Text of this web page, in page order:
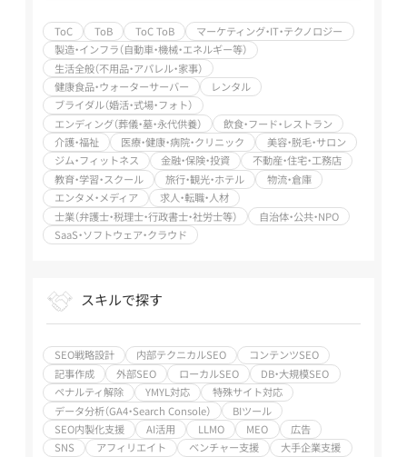
メディア / 求人・
転職・人材 / 士業
（弁護士・税理士・
行政書士・社労士
等） / SaaS・ソフ
トウェア・クラウ
ド
上場企業支援 /
その他（特殊業
務） / SEO歴10年
以上
光・ホテル / エン
社労士等） /
SaaS・ソフトウ
ェア・クラウド
歴7～9年
ToC ToB ToC ToB
マーケティング・IT・テクノロジー
製造・インフラ（自動車・機械・エネルギー等）
生活全般（不用品・アパレル・家事）
健康食品・ウォーターサーバー
レンタル
ブライダル（婚活・式場・フォト）
エンディング（葬儀・墓・永代供養）
飲食・フード・レストラン
介護・福祉
医療・健康・病院・クリニック
美容・脱毛・サロン
ジム・フィットネス
金融・保険・投資
不動産・住宅・工務店
教育・学習・スクール
旅行・観光・ホテル
物流・倉庫
エンタメ・メディア
求人・転職・人材
士業（弁護士・税理士・行政書士・社労士等）
自治体・公共・NPO
SaaS・ソフトウェア・クラウド
スキルで探す
SEO戦略設計 内部テクニカルSEO
コンテンツSEO
記事作成
外部SEO ローカルSEO
DB・大規模SEO
ペナルティ解除
YMYL対応
特殊サイト対応
データ分析（GA4・Search Console）
BIツール
SEO内製化支援
AI活用 LLMO MEO
広告
SNS
アフィリエイト ベンチャー支援
大手企業支援